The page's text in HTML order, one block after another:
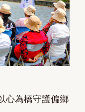
心為橋守護偏鄉